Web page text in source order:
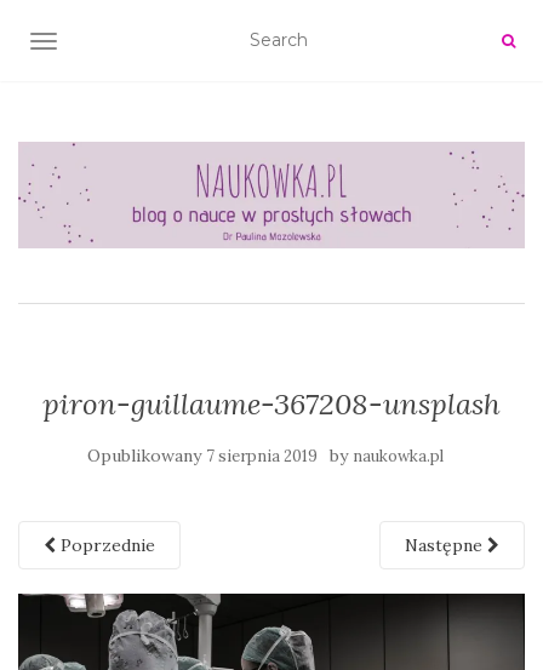
TOGGLE NAVIGATION
piron-guillaume-367208-unsplash
Opublikowany 7 sierpnia 2019 by naukowka.pl
Poprzednie Następne